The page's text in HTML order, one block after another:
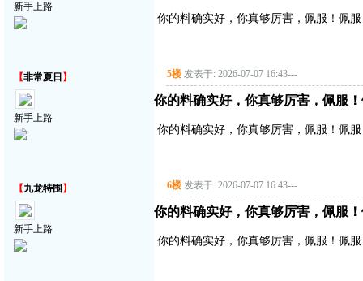
新手上路
你的料确实好，你真够厉害，佩服！佩
【非常夏日 】
新手上路
5楼 发表于: 2026-07-07 16:43---
你的料确实好，你真够厉害，佩服
你的料确实好，你真够厉害，佩服！佩
【九龙特围 】
新手上路
6楼 发表于: 2026-07-07 16:43---
你的料确实好，你真够厉害，佩服
你的料确实好，你真够厉害，佩服！佩